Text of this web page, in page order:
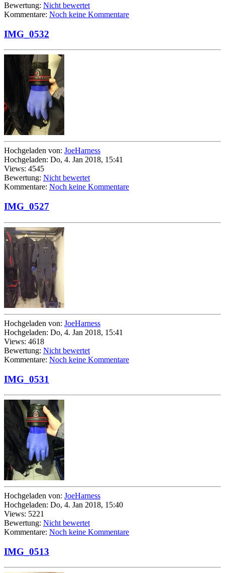
Bewertung: Nicht bewertet
Kommentare: Noch keine Kommentare
IMG_0532
Hochgeladen von: JoeHarness
Hochgeladen: Do, 4. Jan 2018, 15:41
Views: 4545
Bewertung: Nicht bewertet
Kommentare: Noch keine Kommentare
IMG_0527
Hochgeladen von: JoeHarness
Hochgeladen: Do, 4. Jan 2018, 15:41
Views: 4618
Bewertung: Nicht bewertet
Kommentare: Noch keine Kommentare
IMG_0531
Hochgeladen von: JoeHarness
Hochgeladen: Do, 4. Jan 2018, 15:40
Views: 5221
Bewertung: Nicht bewertet
Kommentare: Noch keine Kommentare
IMG_0513